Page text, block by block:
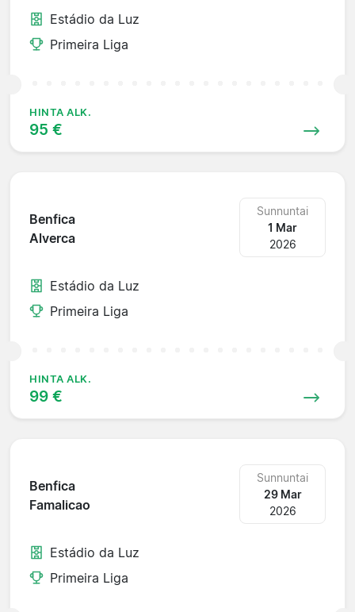
Estádio da Luz
Primeira Liga
HINTA ALK.
95 €
Benfica
Alverca
Sunnuntai
1 Mar
2026
Estádio da Luz
Primeira Liga
HINTA ALK.
99 €
Benfica
Famalicao
Sunnuntai
29 Mar
2026
Estádio da Luz
Primeira Liga